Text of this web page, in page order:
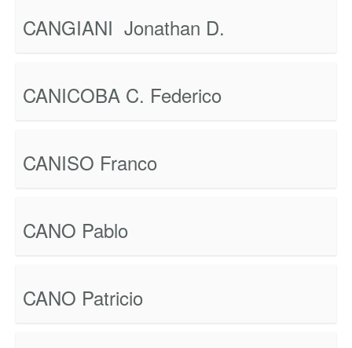
CANGIANI Jonathan D.
CANICOBA C. Federico
CANISO Franco
CANO Pablo
CANO Patricio